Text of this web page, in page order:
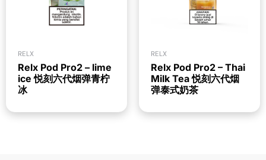
RELX
Relx Pod Pro2 – lime
ice 悦刻六代烟弹青柠
冰
RELX
Relx Pod Pro2 – Thai
Milk Tea 悦刻六代烟
弹泰式奶茶